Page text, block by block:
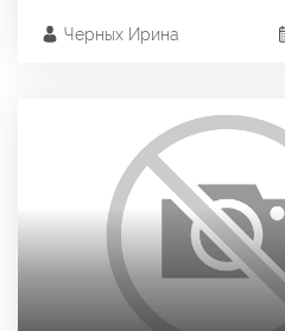
Черных Ирина